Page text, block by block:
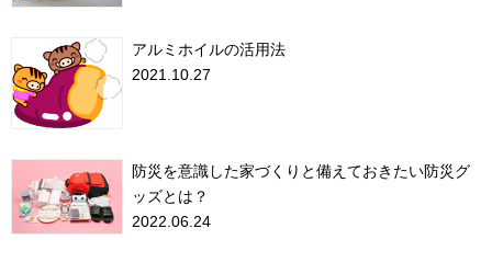
アルミホイルの活用法
2021.10.27
防災を意識した家づくりと備えておきたい防災グ
ッズとは？
2022.06.24